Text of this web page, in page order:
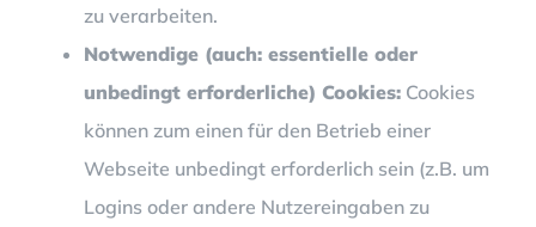
zu verarbeiten.
Notwendige (auch: essentielle oder
unbedingt erforderliche) Cookies: Cookies
können zum einen für den Betrieb einer
Webseite unbedingt erforderlich sein (z.B. um
Logins oder andere Nutzereingaben zu